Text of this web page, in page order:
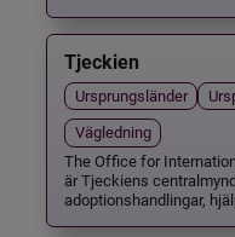
Tjeckien
Ursprungsländer
Vägledning
The Office for
är Tjeckiens
adoptionshandlingar,